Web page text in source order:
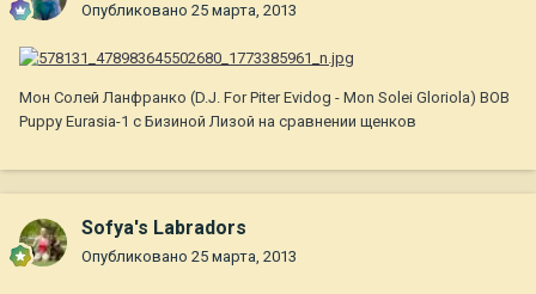
Опубликовано 25 марта, 2013
Мон Солей Ланфранко (D.J. For Piter Evidog - Mon Solei Gloriola) BOB
Puppy Eurasia-1 с Бизиной Лизой на сравнении щенков
Sofya's Labradors
Опубликовано 25 марта, 2013